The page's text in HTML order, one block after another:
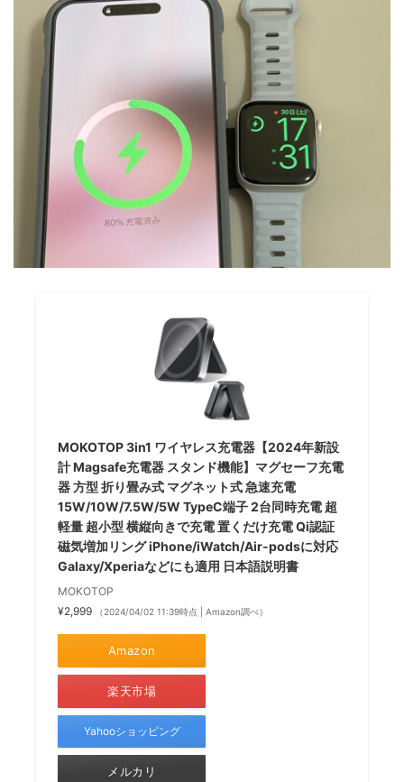
MOKOTOP 3in1 ワイヤレス充電器【2024年新設
計 Magsafe充電器 スタンド機能】マグセーフ充電
器 方型 折り畳み式 マグネット式 急速充電
15W/10W/7.5W/5W TypeC端子 2台同時充電 超
軽量 超小型 横縦向きで充電 置くだけ充電 Qi認証
磁気増加リング iPhone/iWatch/Air-podsに対応
Galaxy/Xperiaなどにも適用 日本語説明書
MOKOTOP
¥2,999
（2024/04/02 11:39時点 | Amazon調べ）
Amazon
楽天市場
Yahooショッピング
メルカリ